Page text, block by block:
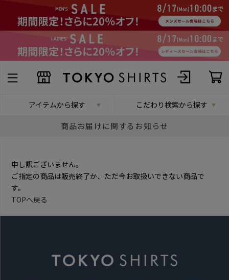
アイテムから探す こだわり検索から探す
商品お届けに関するお知らせ
申し訳ございません。
ご指定の商品は販売終了か、ただ今お取扱いできない商品で
す。
TOPへ戻る